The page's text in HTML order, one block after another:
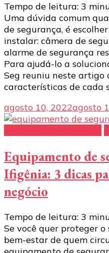
Tempo de leitura: 3
Uma dúvida comum
de segurança, é
instalar: câmera de
alarme de segurança
Para ajudá-lo a
Seg reuniu neste artigo
características de cada
agosto 10, 2022agosto
Equipamento de
Ifigênia: 3 dicas
negócio
Tempo de leitura: 3
Se você quer proteger
bem-estar de quem